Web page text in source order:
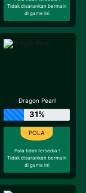
Tidak disarankan bermain
di game ini
Dragon Pearl
31%
Pola tidak tersedia !
Tidak disarankan bermain
di game ini